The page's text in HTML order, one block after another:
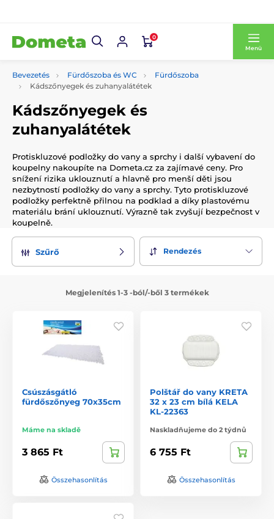
0
Menü
Bevezetés Fürdőszoba és WC
Fürdőszoba
Kádszőnyegek és zuhanyalátétek
Kádszőnyegek és
zuhanyalátétek
Protiskluzové podložky do vany a sprchy i další vybavení do
koupelny nakoupíte na Dometa.cz za zajímavé ceny. Pro
snížení rizika uklouznutí a hlavně pro menší děti jsou
nezbytností podložky do vany a sprchy. Tyto protiskluzové
podložky perfektně přilnou na podklad a díky plastovému
materiálu brání uklouznutí. Výrazně tak zvyšují bezpečnost v
koupelně.
Szűrő Rendezés
Megjelenítés 1-3 -ból/-ből 3 termékek
Csúszásgátló
fürdőszőnyeg 70x35cm
Máme na skladě
3 865 Ft
Összehasonlítás
Polštář do vany KRETA
32 x 23 cm bílá KELA
KL-22363
Naskladňujeme do 2 týdnů
6 755 Ft
Összehasonlítás